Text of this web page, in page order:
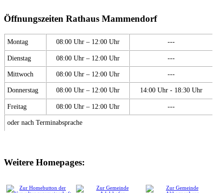
Öffnungszeiten Rathaus Mammendorf
Montag 08:00 Uhr – 12:00 Uhr ---
Dienstag 08:00 Uhr – 12:00 Uhr ---
Mittwoch 08:00 Uhr – 12:00 Uhr ---
Donnerstag 08:00 Uhr – 12:00 Uhr 14:00 Uhr - 18:30 Uhr
Freitag 08:00 Uhr – 12:00 Uhr ---
oder nach Terminabsprache
Weitere Homepages: